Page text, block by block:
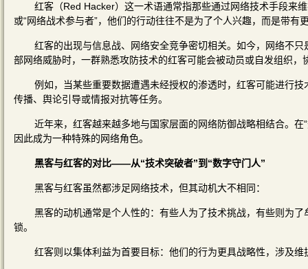
红客（Red Hacker）这一术语通常指那些通过网络技术手段来
或“网络战术参与者”，他们的行动往往不是为了个人兴趣，而是带有
红客的出现与信息战、网络安全竞争密切相关。如今，网络不
部网络威胁时，一群熟悉攻防技术的红客可能会被动员或自发组织，
例如，当某些重要数据遭遇未经授权的渗透时，红客可能进行
传播、舆论引导或情报对抗等任务。
近年来，红客越来越多地与国家层面的网络防御战略相结合。
因此成为一种特殊的网络角色。
黑客与红客的对比——从“技术突破者”到“数字守门人”
黑客与红客虽然都涉足网络技术，但其动机大不相同：
黑客的动机通常是个人性的：有些人为了技术挑战，有些则为
锁。
红客则以集体利益为首要目标：他们的行为更具战略性，涉及